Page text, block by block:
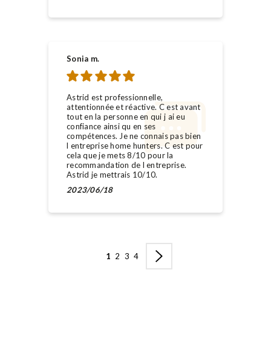
Sonia m.
Astrid est professionnelle,
attentionnée et réactive. C est avant
tout en la personne en qui j ai eu
confiance ainsi qu en ses
compétences. Je ne connais pas bien
l entreprise home hunters. C est pour
cela que je mets 8/10 pour la
recommandation de l entreprise.
Astrid je mettrais 10/10.
2023/06/18
1 2 3 4